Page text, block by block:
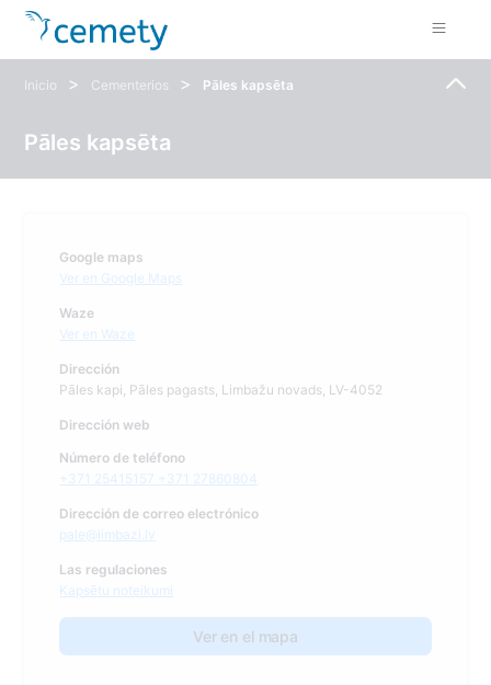
Inicio > Cementerios > Pāles kapsēta
Pāles kapsēta
Google maps
Ver en Google Maps
Waze
Ver en Waze
Dirección
Pāles kapi, Pāles pagasts, Limbažu novads, LV-4052
Dirección web
Número de teléfono
+371 25415157 +371 27860804
Dirección de correo electrónico
pale@limbazi.lv
Las regulaciones
Kapsētu noteikumi
Ver en el mapa